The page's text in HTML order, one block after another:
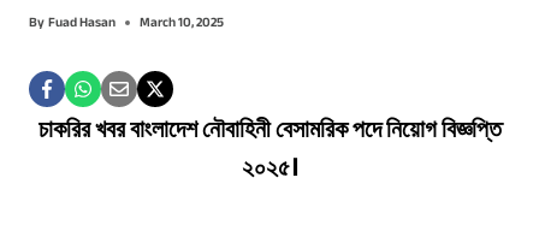
ByFuad Hasan March 10, 2025
চাকরির খবর বাংলাদেশ নৌবাহিনী বেসামরিক পদে নিয়োগ বিজ্ঞপ্তি
২০২৫।